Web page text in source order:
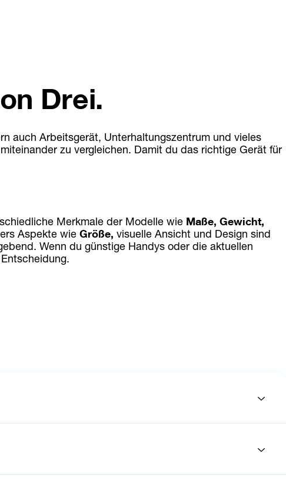
Drei.
auch Arbeitsgerät, Unterhaltungszentrum und vieles
zu vergleichen. Damit du das richtige Gerät für
Merkmale der Modelle wie Maße, Gewicht,
Aspekte wie Größe, visuelle Ansicht und Design sind
Wenn du günstige Handys oder die aktuellen